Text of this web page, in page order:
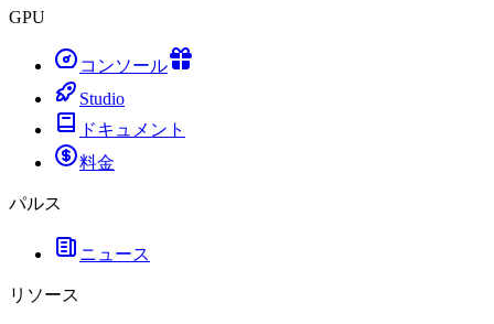
GPU
コンソール
Studio
ドキュメント
料金
パルス
ニュース
リソース